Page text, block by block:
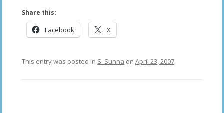
Share this:
Facebook X
This entry was posted in S. Sunna on April 23, 2007.